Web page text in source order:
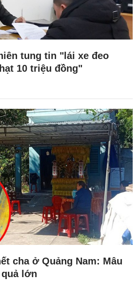
tung tin "lái xe đeo
10 triệu đồng"
cha ở Quảng Nam: Mâu
lớn